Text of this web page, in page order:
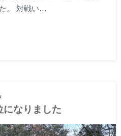
。 対戦い…
なりました